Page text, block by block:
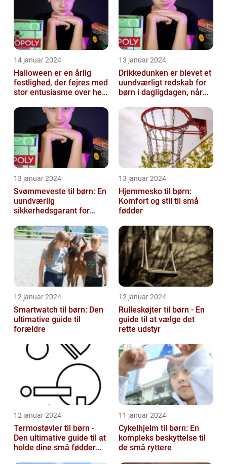
14 januar 2024
Halloween er en årlig
festlighed, der fejres med
stor entusiasme over hele
13 januar 2024
Drikkedunken er blevet et
uundværligt redskab for
børn i dagligdagen, når
drik...
13 januar 2024
Svømmeveste til børn: En
uundværlig
sikkerhedsgarant for
13 januar 2024
Hjemmesko til børn:
Komfort og stil til små
fødder
12 januar 2024
Smartwatch til børn: Den
ultimative guide til
forældre
12 januar 2024
Rulleskøjter til børn - En
guide til at vælge det
rette udstyr
12 januar 2024
Termostøvler til børn -
Den ultimative guide til at
holde dine små fødder
11 januar 2024
Cykelhjelm til børn: En
kompleks beskyttelse til
de små ryttere